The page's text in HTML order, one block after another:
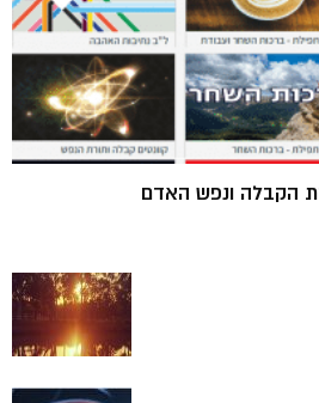
הקבלה ונפש האדם